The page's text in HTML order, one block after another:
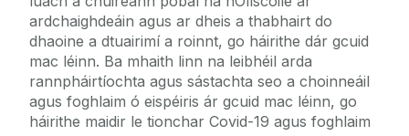
ardchaighdeáin agus ar dheis a thabhairt do
dhaoine a dtuairimí a roinnt, go háirithe dár gcuid
mac léinn. Ba mhaith linn na leibhéil arda
rannpháirtíochta agus sástachta seo a choinneáil
agus foghlaim ó eispéiris ár gcuid mac léinn, go
háirithe maidir le tionchar Covid-19 agus foghlaim